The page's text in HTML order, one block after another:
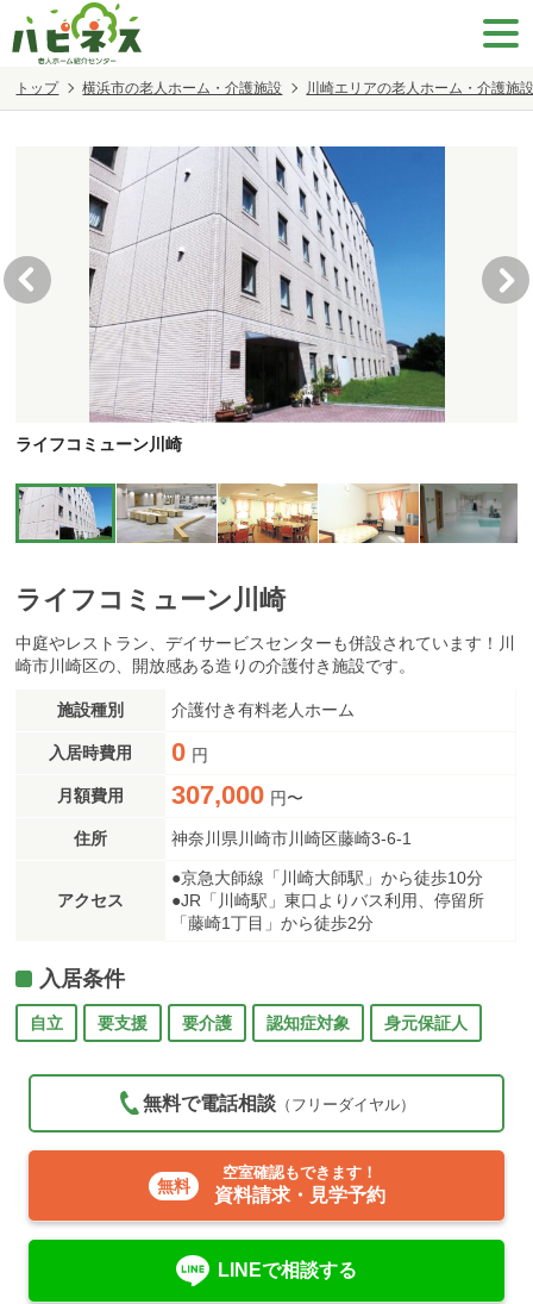
トップ 横浜市の老人ホーム・介護施設 川崎エリアの老人ホーム・介護施
ライフコミューン川崎
ライフコミューン川崎
中庭やレストラン、デイサービスセンターも併設されています！川
崎市川崎区の、開放感ある造りの介護付き施設です。
施設種別 介護付き有料老人ホーム
入居時費用 0 円
月額費用 307,000 円〜
住所 神奈川県川崎市川崎区藤崎3-6-1
アクセス
●京急大師線「川崎大師駅」から徒歩10分
●JR「川崎駅」東口よりバス利用、停留所
「藤崎1丁目」から徒歩2分
入居条件
自立 要支援 要介護 認知症対象 身元保証人
無料で電話相談（フリーダイヤル）
空室確認もできます！
資料請求・見学予約
LINEで相談する